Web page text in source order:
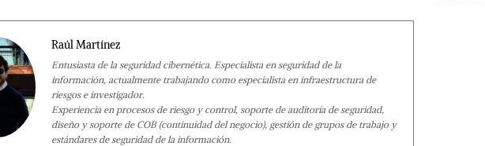
Raúl Martínez
Entusiasta de la seguridad cibernética. Especialista en seguridad de la
información, actualmente trabajando como especialista en infraestructura de
riesgos e investigador.
Experiencia en procesos de riesgo y control, soporte de auditoría de seguridad,
diseño y soporte de COB (continuidad del negocio), gestión de grupos de trabajo y
estándares de seguridad de la información.